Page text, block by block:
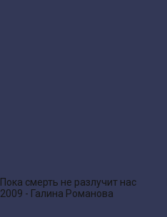
Пока смерть не разлучит нас
2009 - Галина Романова